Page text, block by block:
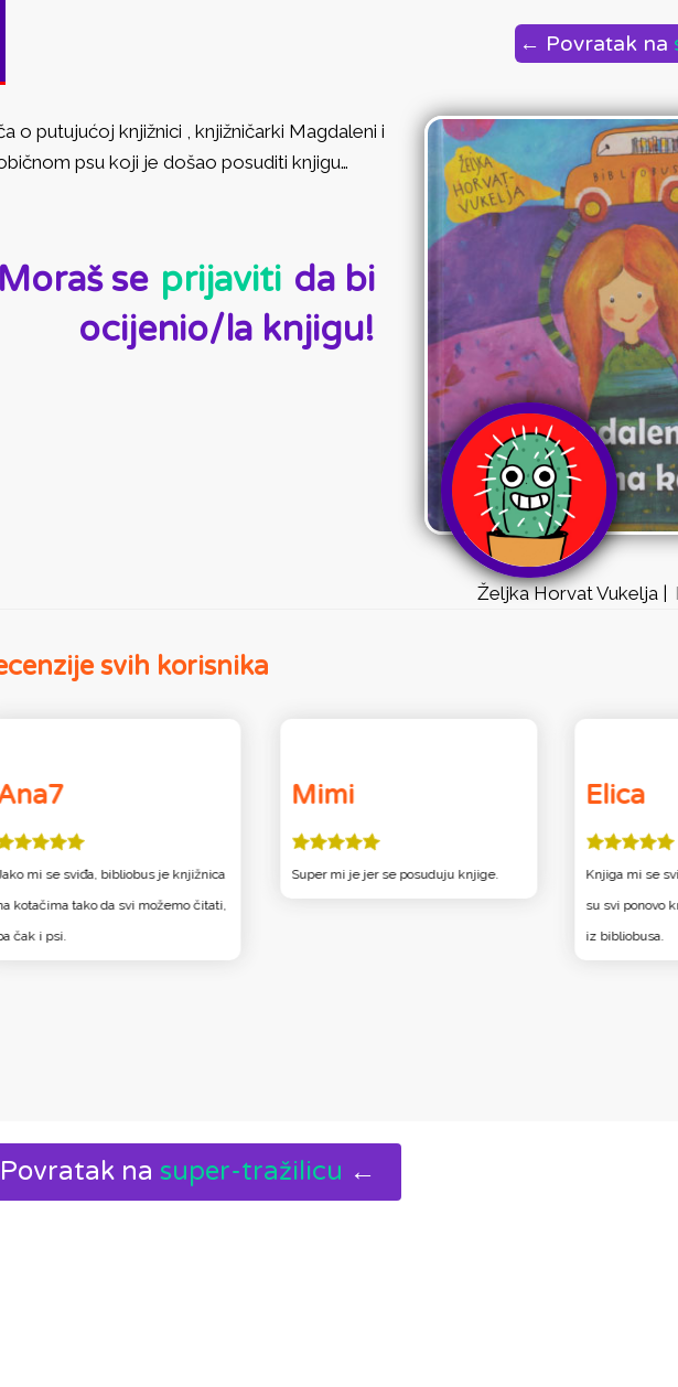
← Povratak na
o putujućoj knjižnici , knjižničarki Magdaleni i
psu koji je došao posuditi knjigu…
Moraš se prijaviti da bi
ocijenio/la knjigu!
Željka Horvat Vukelja |
svih korisnika
mi se sviđa, bibliobus je knjižnica
kotačima tako da svi možemo čitati,
čak i psi.
Mimi
Super mi je jer se posuduju knjige.
Elica
Knjiga mi se
su svi ponovo
iz bibliobusa.
na super-tražilicu ←